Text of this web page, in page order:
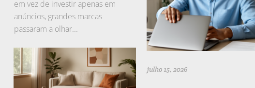
em vez de investir apenas em
anúncios, grandes marcas
passaram a olhar...
julho 15, 2026